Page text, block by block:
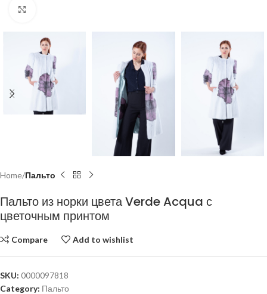
Home Пальто
Пальто из норки цвета Verde Acqua с
цветочным принтом
Compare Add to wishlist
SKU: 0000097818
Category: Пальто